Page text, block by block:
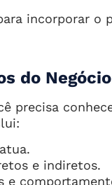
incorporar o
do Negócio
precisa
e indiretos.
e